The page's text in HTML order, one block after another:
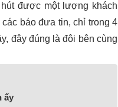
được một lượng khách
báo đưa tin, chỉ trong 4
đây đúng là đôi bên cùng
ấy